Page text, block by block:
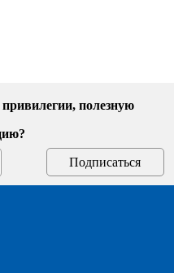
полезную